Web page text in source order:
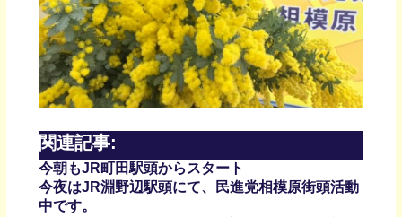
関連記事:
今朝もJR町田駅頭からスタート
今夜はJR淵野辺駅頭にて、民進党相模原街頭活動
中です。